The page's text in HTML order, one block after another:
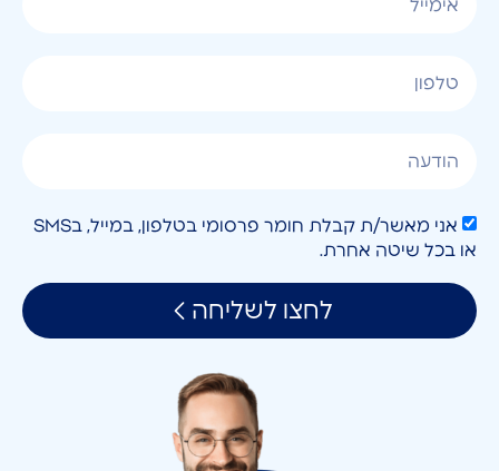
אני מאשר/ת קבלת חומר פרסומי בטלפון, במייל, בSMS
או בכל שיטה אחרת.
לחצו לשליחה